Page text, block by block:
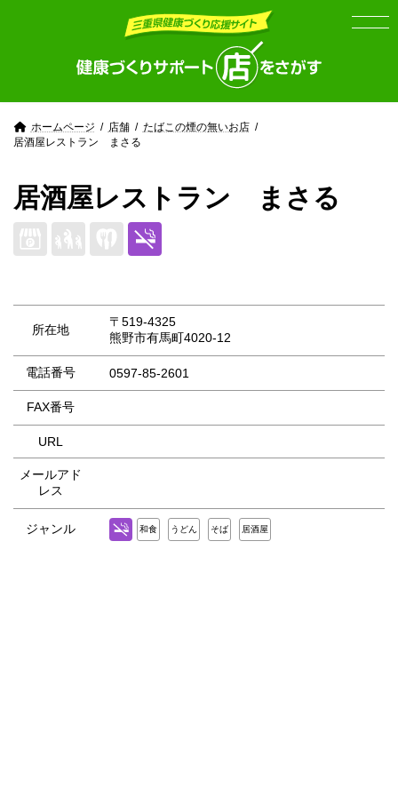
ホームページ 店舗
たばこの煙の無いお店
居酒屋レストラン まさる
居酒屋レストラン まさる
所在地
〒519-4325
熊野市有馬町4020-12
電話番号 0597-85-2601
FAX番号
URL
メールアド
レス
ジャンル 和食 うどん そば 居酒屋